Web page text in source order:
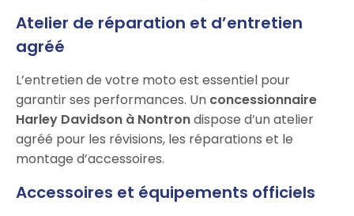
Atelier de réparation et d’entretien
agréé
L’entretien de votre moto est essentiel pour
garantir ses performances. Un concessionnaire
Harley Davidson à Nontrondispose d’un atelier
agréé pour les révisions, les réparations et le
montage d’accessoires.
Accessoires et équipements officiels